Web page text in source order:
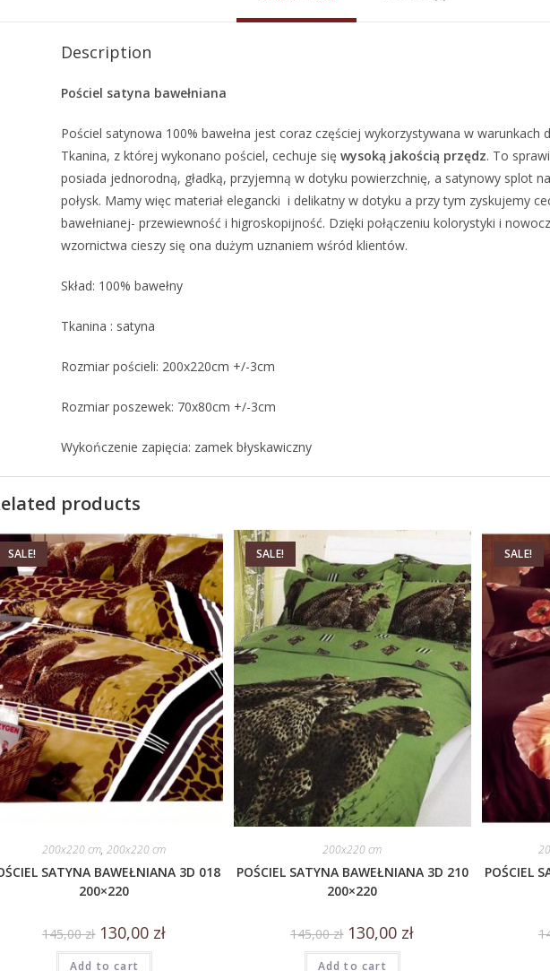
Description
Pościel satyna bawełniana
Pościel satynowa 100% bawełna jest coraz częściej wykorzystywana w warunkach
Tkanina, z której wykonano pościel, cechuje się wysoką jakością przędz. To
posiada jednorodną, gładką, przyjemną w dotyku powierzchnię, a satynowy splot
połysk. Mamy więc materiał elegancki i delikatny w dotyku a przy tym zyskujemy
bawełnianej- przewiewność i higroskopijność. Dzięki połączeniu kolorystyki i
wzornictwa cieszy się ona dużym uznaniem wśród klientów.
Skład: 100% bawełny
Tkanina : satyna
Rozmiar pościeli: 200x220cm +/-3cm
Rozmiar poszewek: 70x80cm +/-3cm
Wykończenie zapięcia: zamek błyskawiczny
products
SALE!
200x220 cm,200x220 cm
SATYNA BAWEŁNIANA 3D 018
200×220
145,00zł 130,00 zł
Add to cart
SALE!
200x220 cm
POŚCIEL SATYNA BAWEŁNIANA 3D 210
200×220
145,00zł 130,00 zł
Add to cart
SALE!
POŚCIEL